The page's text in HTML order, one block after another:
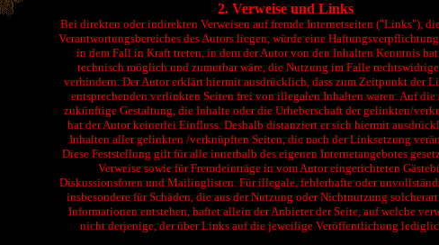
2. Verweise und Links
Bei direkten oder indirekten Verweisen auf fremde Internetseiten ("Links"),
Verantwortungsbereiches des Autors liegen, würde eine
in dem Fall in Kraft treten, in dem der Autor von den Inhalten Kenntnis
technisch möglich und zumutbar wäre, die Nutzung im Falle
verhindern. Der Autor erklärt hiermit ausdrücklich, dass zum Zeitpunkt der
entsprechenden verlinkten Seiten frei von illegalen Inhalten waren. Auf
zukünftige Gestaltung, die Inhalte oder die Urheberschaft der gelinkten/
hat der Autor keinerlei Einfluss. Deshalb distanziert er sich hiermit
Inhalten aller gelinkten /verknüpften Seiten, die nach der Linksetzung
Diese Feststellung gilt für alle innerhalb des eigenen Internetangebotes
Verweise sowie für Fremdeinträge in vom Autor eingerichteten
Diskussionsforen und Mailinglisten. Für illegale, fehlerhafte oder
insbesondere für Schäden, die aus der Nutzung oder Nichtnutzung
Informationen entstehen, haftet allein der Anbieter der Seite, auf welche
nicht derjenige, der über Links auf die jeweilige Veröffentlichung